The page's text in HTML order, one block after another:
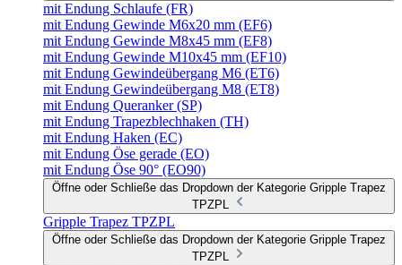
mit Endung Schlaufe (FR)
mit Endung Gewinde M6x20 mm (EF6)
mit Endung Gewinde M8x45 mm (EF8)
mit Endung Gewinde M10x45 mm (EF10)
mit Endung Gewindeübergang M6 (ET6)
mit Endung Gewindeübergang M8 (ET8)
mit Endung Queranker (SP)
mit Endung Trapezblechhaken (TH)
mit Endung Haken (EC)
mit Endung Öse gerade (EO)
mit Endung Öse 90° (EO90)
Öffne oder Schließe das Dropdown der Kategorie Gripple Trapez
TPZPL
Gripple Trapez TPZPL
Öffne oder Schließe das Dropdown der Kategorie Gripple Trapez
TPZPL